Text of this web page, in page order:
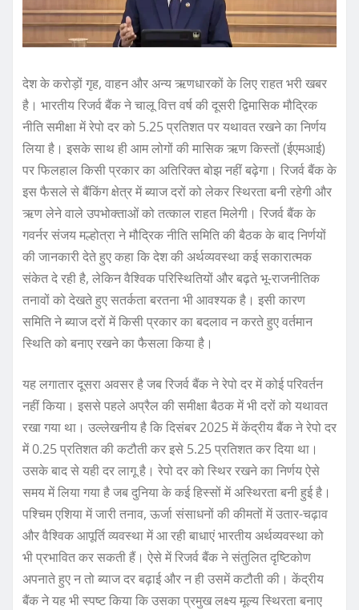
देश के करोड़ों गृह, वाहन और अन्य ऋणधारकों के लिए राहत भरी खबर
है। भारतीय रिजर्व बैंक ने चालू वित्त वर्ष की दूसरी द्विमासिक मौद्रिक
नीति समीक्षा में रेपो दर को 5.25 प्रतिशत पर यथावत रखने का निर्णय
लिया है। इसके साथ ही आम लोगों की मासिक ऋण किस्तों (ईएमआई)
पर फिलहाल किसी प्रकार का अतिरिक्त बोझ नहीं बढ़ेगा। रिजर्व बैंक के
इस फैसले से बैंकिंग क्षेत्र में ब्याज दरों को लेकर स्थिरता बनी रहेगी और
ऋण लेने वाले उपभोक्ताओं को तत्काल राहत मिलेगी। रिजर्व बैंक के
गवर्नर संजय मल्होत्रा ने मौद्रिक नीति समिति की बैठक के बाद निर्णयों
की जानकारी देते हुए कहा कि देश की अर्थव्यवस्था कई सकारात्मक
संकेत दे रही है, लेकिन वैश्विक परिस्थितियों और बढ़ते भू-राजनीतिक
तनावों को देखते हुए सतर्कता बरतना भी आवश्यक है। इसी कारण
समिति ने ब्याज दरों में किसी प्रकार का बदलाव न करते हुए वर्तमान
स्थिति को बनाए रखने का फैसला किया है।
यह लगातार दूसरा अवसर है जब रिजर्व बैंक ने रेपो दर में कोई परिवर्तन
नहीं किया। इससे पहले अप्रैल की समीक्षा बैठक में भी दरों को यथावत
रखा गया था। उल्लेखनीय है कि दिसंबर 2025 में केंद्रीय बैंक ने रेपो दर
में 0.25 प्रतिशत की कटौती कर इसे 5.25 प्रतिशत कर दिया था।
उसके बाद से यही दर लागू है। रेपो दर को स्थिर रखने का निर्णय ऐसे
समय में लिया गया है जब दुनिया के कई हिस्सों में अस्थिरता बनी हुई है।
पश्चिम एशिया में जारी तनाव, ऊर्जा संसाधनों की कीमतों में उतार-चढ़ाव
और वैश्विक आपूर्ति व्यवस्था में आ रही बाधाएं भारतीय अर्थव्यवस्था को
भी प्रभावित कर सकती हैं। ऐसे में रिजर्व बैंक ने संतुलित दृष्टिकोण
अपनाते हुए न तो ब्याज दर बढ़ाई और न ही उसमें कटौती की। केंद्रीय
बैंक ने यह भी स्पष्ट किया कि उसका प्रमुख लक्ष्य मूल्य स्थिरता बनाए